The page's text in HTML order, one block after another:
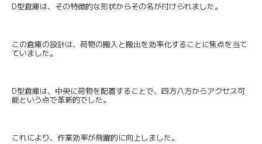
D型倉庫は、その特徴的な形状からその名が付けられました。
この倉庫の設計は、 荷物の搬入と搬出を効率化することに焦点を当て
ていました。
D型倉庫は、中央に荷物を配置することで、 四方八方からアクセス可
能という点で革新的でした。
これにより、作業効率が飛躍的に向上しました。